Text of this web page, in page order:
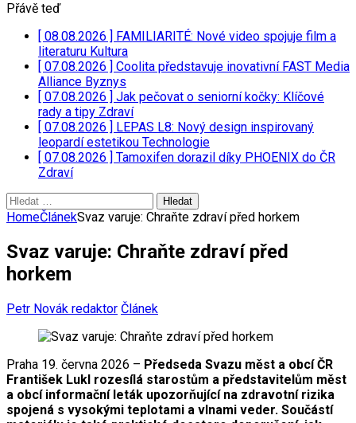
Přávě teď
[ 08.08.2026 ] FAMILIARITÉ: Nové video spojuje film a
literaturu Kultura
[ 07.08.2026 ] Coolita představuje inovativní FAST Media
Alliance Byznys
[ 07.08.2026 ] Jak pečovat o seniorní kočky: Klíčové
rady a tipy Zdraví
[ 07.08.2026 ] LEPAS L8: Nový design inspirovaný
leopardí estetikou Technologie
[ 07.08.2026 ] Tamoxifen dorazil díky PHOENIX do ČR
Zdraví
Vyhledávání
HomeČlánekSvaz varuje: Chraňte zdraví před horkem
Svaz varuje: Chraňte zdraví před
horkem
Petr Novák redaktor Článek
Praha 19. června 2026 – Předseda Svazu měst a obcí ČR
František Lukl rozesílá starostům a představitelům měst
a obcí informační leták upozorňující na zdravotní rizika
spojená s vysokými teplotami a vlnami veder. Součástí